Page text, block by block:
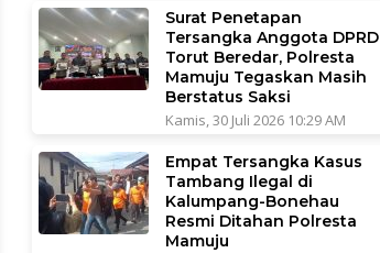
Surat Penetapan
Tersangka Anggota DPRD
Torut Beredar, Polresta
Mamuju Tegaskan Masih
Berstatus Saksi
Kamis, 30 Juli 2026 10:29 AM
Empat Tersangka Kasus
Tambang Ilegal di
Kalumpang-Bonehau
Resmi Ditahan Polresta
Mamuju